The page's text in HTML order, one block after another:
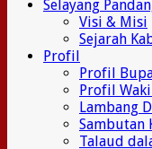
Selayang
Visi & Misi
Sejarah
Profil
Profil
Profil
Lambang
Sambutan
Talaud